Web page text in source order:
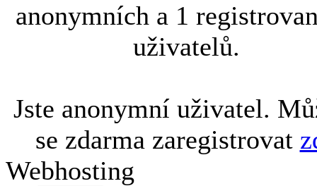
anonymních a 1
uživatelů.
Jste anonymní uživatel.
se zdarma zaregistrovat
Webhosting